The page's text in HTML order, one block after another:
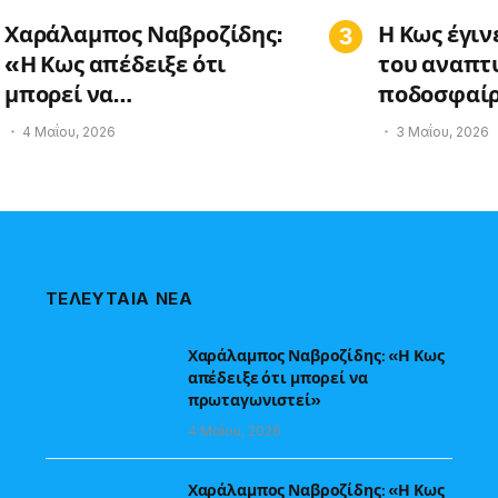
Χαράλαμπος Ναβροζίδης:
«Η Κως απέδειξε ότι
μπορεί να
πρωταγωνιστεί»
4 Μαΐου, 2026
Η Κως
του
Youth
3 Μαΐου, 2026
ΤΕΛΕΥΤΑΙΑ ΝΕΑ
Χαράλαμπος Ναβροζίδης: «Η Κως
απέδειξε ότι μπορεί να
πρωταγωνιστεί»
4 Μαΐου, 2026
Χαράλαμπος Ναβροζίδης: «Η Κως